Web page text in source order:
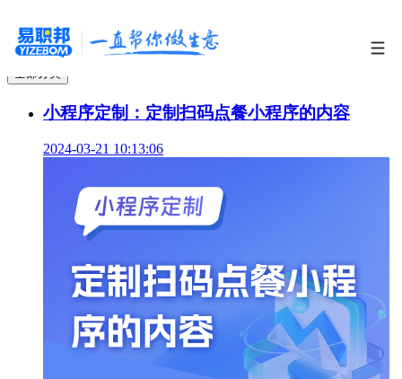
全部分类
小程序定制：定制扫码点餐小程序的内容
2024-03-21 10:13:06